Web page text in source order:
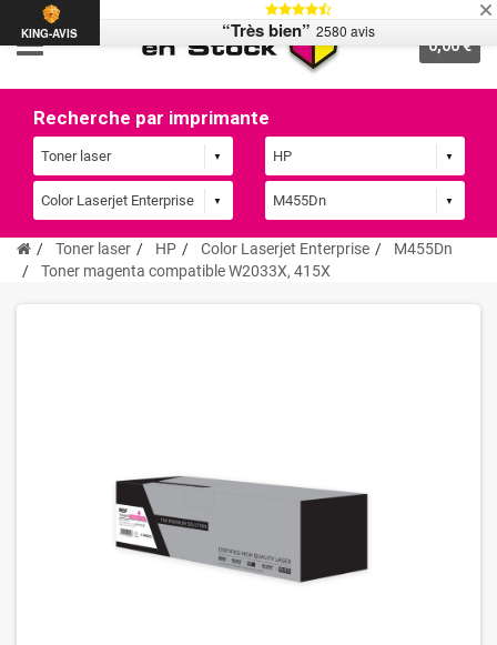
0,00 €
Recherche par imprimante
Toner laser HP Color Laserjet Enterprise
M455Dn
Toner magenta compatible W2033X, 415X
KING-AVIS “Très bien” 2580 avis